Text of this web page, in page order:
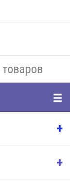
+
+